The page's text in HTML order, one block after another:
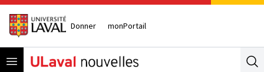
Donner monPortail
Open menu